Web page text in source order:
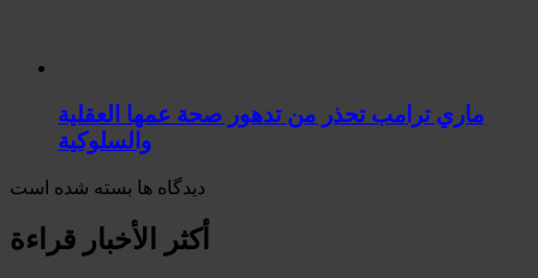
ماري ترامب تحذر من تدهور صحة عمها العقلية
والسلوكية
دیدگاه ها بسته شده است
أكثر الأخبار قراءة